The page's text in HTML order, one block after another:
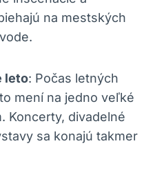
na mestských
leto: Počas letných
mení na jedno veľké
Koncerty, divadelné
sa konajú takmer